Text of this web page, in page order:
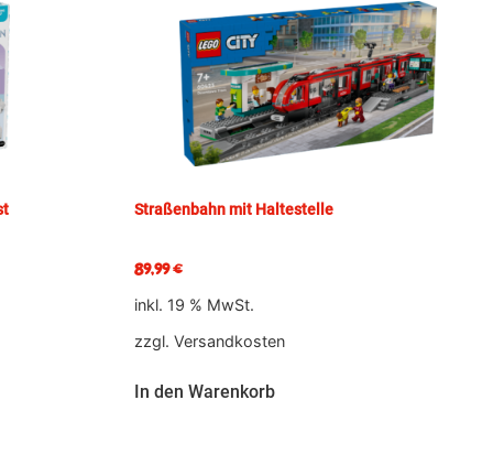
Straßenbahn mit Haltestelle
89,99€
inkl. 19 % MwSt.
zzgl. Versandkosten
In den Warenkorb